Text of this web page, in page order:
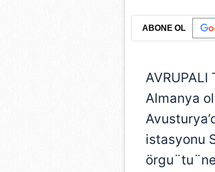
ABONE OL
Almanya
istasyonu